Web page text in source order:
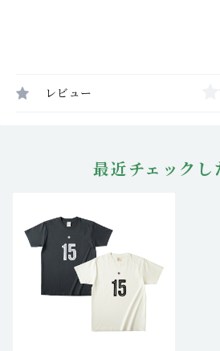
レビュー
最近チェックし